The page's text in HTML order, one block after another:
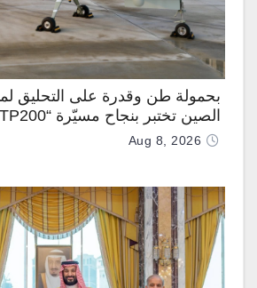
الصين تختبر بنجاح مسيّرة “TP200”
Aug 8, 2026